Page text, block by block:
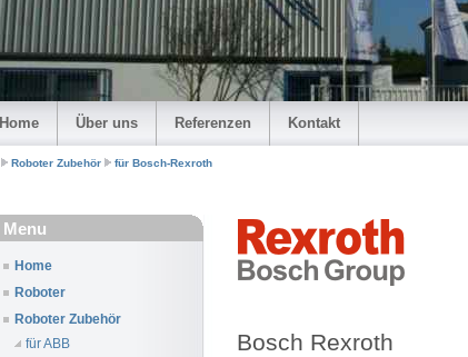
Home Über uns Referenzen Kontakt
Roboter Zubehör für Bosch-Rexroth
Menu
Home
Roboter
Roboter Zubehör
für ABB
Bosch Rexroth